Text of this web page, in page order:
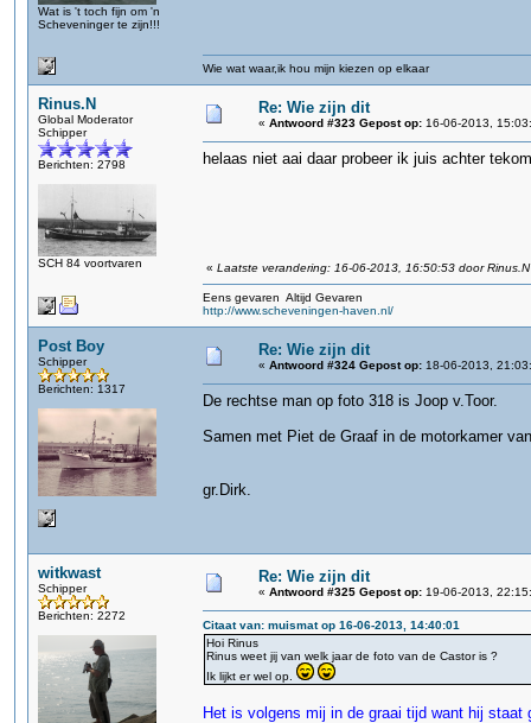
Wat is 't toch fijn om 'n
Scheveninger te zijn!!!
Wie wat waar,ik hou mijn kiezen op elkaar
Rinus.N
Global Moderator
Schipper
Berichten: 2798
SCH 84 voortvaren
Re: Wie zijn dit
« Antwoord #323 Gepost op: 16-06-2013,
helaas niet aai daar probeer ik juis achter
« Laatste verandering: 16-06-2013, 16:50:53 door Rinus.N
Eens gevaren Altijd Gevaren
http://www.scheveningen-haven.nl/
Post Boy
Schipper
Berichten: 1317
Re: Wie zijn dit
« Antwoord #324 Gepost op: 18-06-2013,
De rechtse man op foto 318 is Joop v.Toor.
Samen met Piet de Graaf in de motorkamer
gr.Dirk.
witkwast
Schipper
Berichten: 2272
Re: Wie zijn dit
« Antwoord #325 Gepost op: 19-06-2013,
Citaat van: muismat op 16-06-2013, 14:40:01
Hoi Rinus
Rinus weet jij van welk jaar de foto van de Castor is ?
Ik lijkt er wel op.
Het is volgens mij in de graai tijd want hij